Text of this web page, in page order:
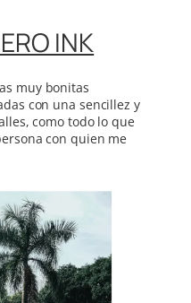
INK
muy bonitas
con una sencillez y
como todo lo que
con quien me